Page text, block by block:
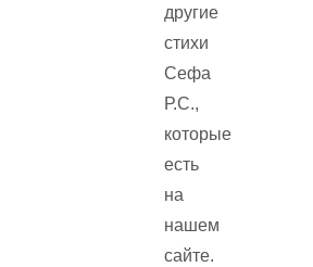
другие
стихи
Сефа
Р.С.,
которые
есть
на
нашем
сайте.